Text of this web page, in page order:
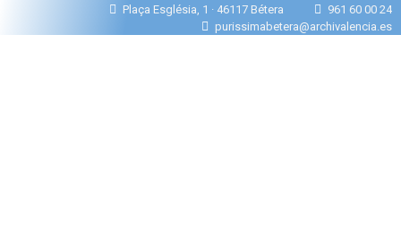
Plaça Església, 1 · 46117 Bétera
961 60 00 24
purissimabetera@archivalencia.es